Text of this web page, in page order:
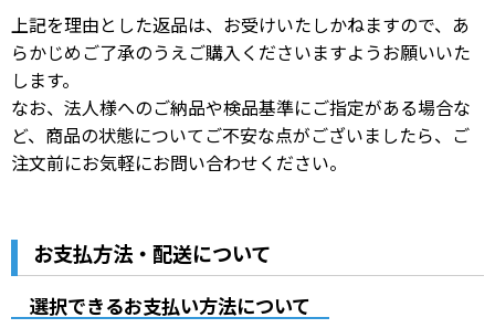
上記を理由とした返品は、お受けいたしかねますので、あ
らかじめご了承のうえご購入くださいますようお願いいた
します。
なお、法人様へのご納品や検品基準にご指定がある場合な
ど、商品の状態についてご不安な点がございましたら、ご
注文前にお気軽にお問い合わせください。
お支払方法・配送について
選択できるお支払い方法について